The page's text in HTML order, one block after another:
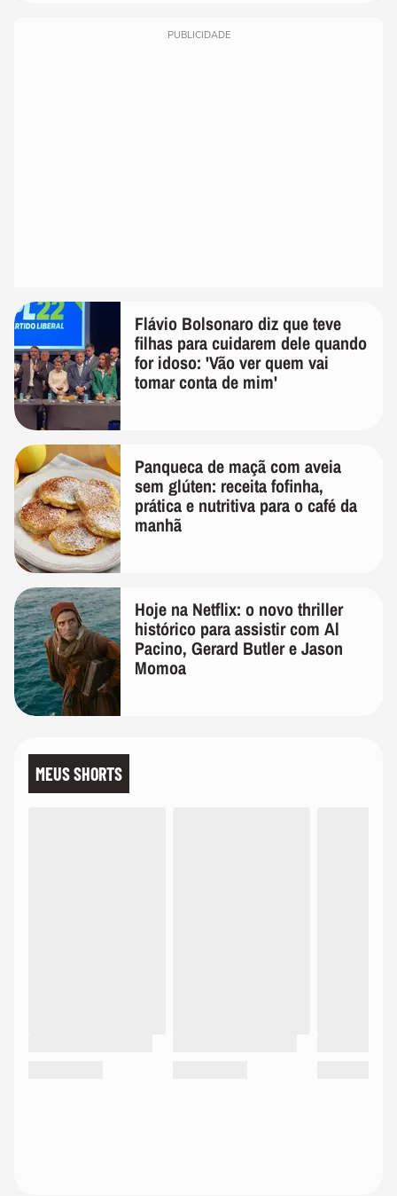
PUBLICIDADE
Flávio Bolsonaro diz que teve
filhas para cuidarem dele quando
for idoso: 'Vão ver quem vai
tomar conta de mim'
Panqueca de maçã com aveia
sem glúten: receita fofinha,
prática e nutritiva para o café da
manhã
Hoje na Netflix: o novo thriller
histórico para assistir com Al
Pacino, Gerard Butler e Jason
Momoa
MEUS SHORTS